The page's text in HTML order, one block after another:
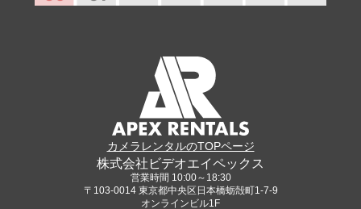
カメラレンタルのTOPページ
株式会社ビデオエイペックス
営業時間 10:00～18:30
〒103-0014 東京都中央区日本橋蛎殻町1-7-9
オンラインビル1F